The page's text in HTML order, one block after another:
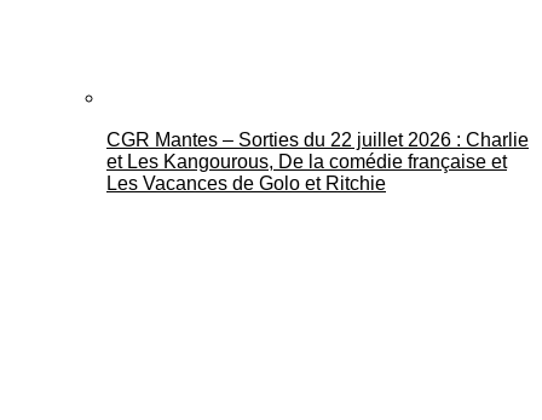
CGR Mantes – Sorties du 22 juillet 2026 : Charlie
et Les Kangourous, De la comédie française et
Les Vacances de Golo et Ritchie